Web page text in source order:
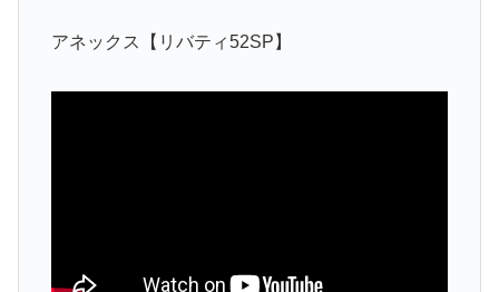
アネックス【リバティ52SP】